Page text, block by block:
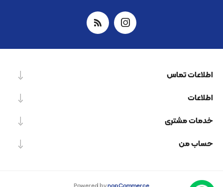
اطلاعات تماس
اطلاعات
خدمات مشتری
حساب من